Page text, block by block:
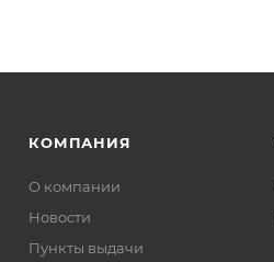
КОМПАНИЯ
О компании
Новости
Пункты выдачи